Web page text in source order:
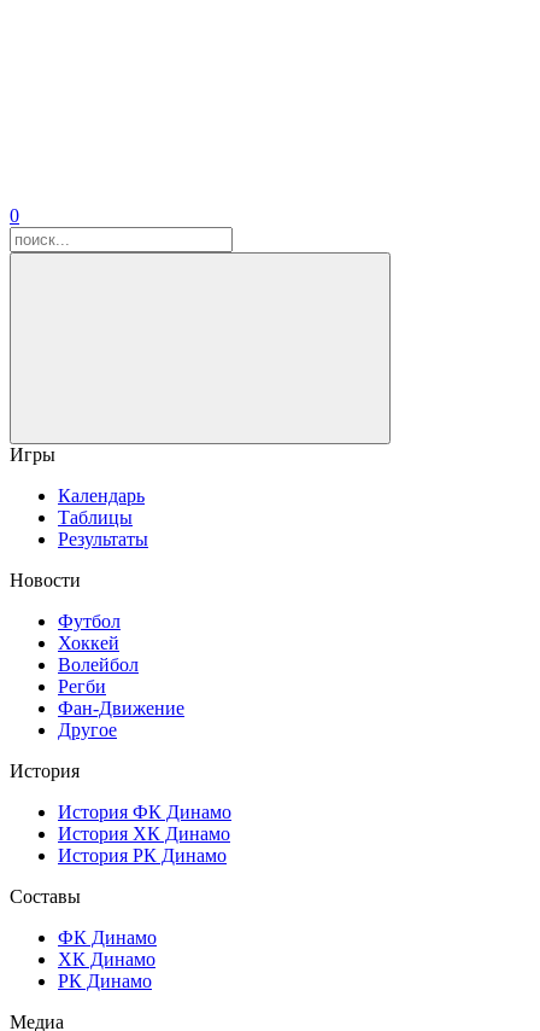
0
Игры
Календарь
Таблицы
Результаты
Новости
Футбол
Хоккей
Волейбол
Регби
Фан-Движение
Другое
История
История ФК Динамо
История ХК Динамо
История РК Динамо
Составы
ФК Динамо
ХК Динамо
РК Динамо
Медиа